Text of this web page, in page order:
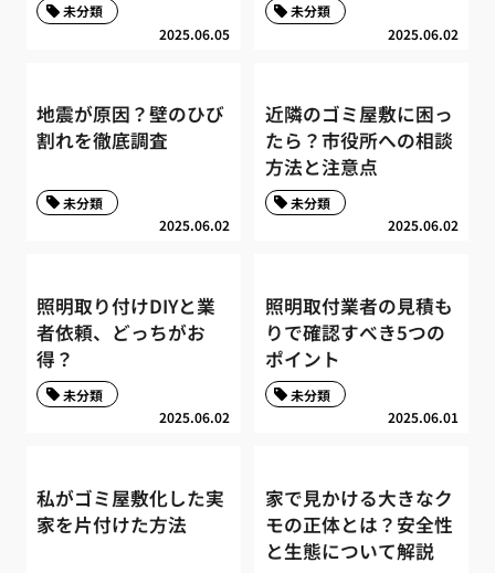
2025.06.05
未分類
2025.06.02
未分類
地震が原因？壁のひび
割れを徹底調査
2025.06.02
未分類
近隣のゴミ屋敷に困っ
たら？市役所への相談
方法と注意点
2025.06.02
未分類
照明取り付けDIYと業
者依頼、どっちがお
得？
2025.06.02
未分類
照明取付業者の見積も
りで確認すべき5つの
ポイント
2025.06.01
未分類
私がゴミ屋敷化した実
家を片付けた方法
家で見かける大きなク
モの正体とは？安全性
と生態について解説